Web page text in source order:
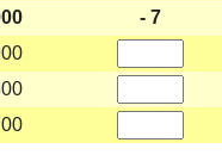
- 7